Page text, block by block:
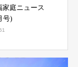
家庭ニュース
号)